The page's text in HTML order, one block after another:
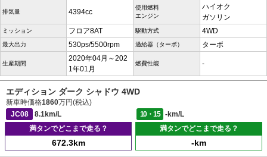
排気量 4394cc
使用燃料
エンジン
ハイオク
ガソリン
ミッション フロア8AT 駆動方式 4WD
最大出力 530ps/5500rpm 過給器（ターボ） ターボ
生産期間
2020年04月～202
1年01月
燃費性能 -
エディション ダーク シャドウ 4WD
新車時価格1860万円(税込)
JC08
8.1km/L 10・15
-km/L
満タンでどこまで走る？
672.3km
満タンでどこまで走る？
-km